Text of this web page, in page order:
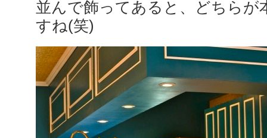
並んで飾ってあると、どちらが
すね(笑)